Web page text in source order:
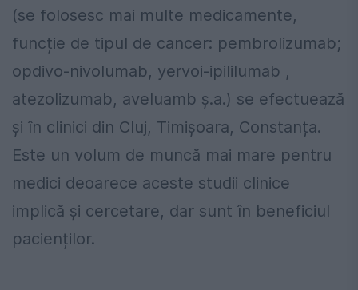
(se folosesc mai multe medicamente,
funcție de tipul de cancer: pembrolizumab;
opdivo-nivolumab, yervoi-ipililumab ,
atezolizumab, aveluamb ș.a.) se efectuează
și în clinici din Cluj, Timișoara, Constanța.
Este un volum de muncă mai mare pentru
medici deoarece aceste studii clinice
implică și cercetare, dar sunt în beneficiul
pacienților.